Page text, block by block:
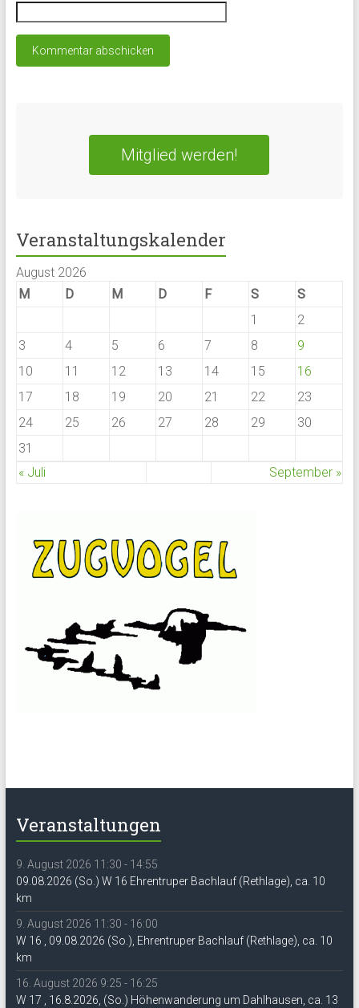
Mitglied werden!
Veranstaltungskalender
August 2026
M
D M D F S
S
1
2
3
4 5 6 7 8
9
10
11 12 13 14 15
16
17
18 19 20 21 22
23
24
25 26 27 28 29
30
31
« Juli
September »
Veranstaltungen
9. August 2026 11:30 - 14:55
09.08.2026 (So.) W 16 Ehrentruper Bachlauf (Rethlage), ca. 10
km
9. August 2026 11:30 - 16:00
W 16 , 09.08.2026 (So.), Ehrentruper Bachlauf (Rethlage), ca. 10
km
16. August 2026 9:25 - 16:25
W 17 , 16.8.2026, (So.) Höhenwanderung um Dahlhausen, ca. 13